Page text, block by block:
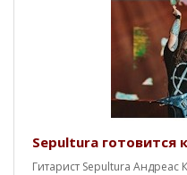
Sepultura готовится
Гитарист Sepultura Андреас